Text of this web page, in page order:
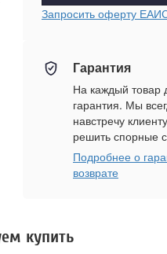
Запросить оферту
Гарантия
На каждый товар
гарантия. Мы
навстречу
решить спорные
Подробнее о
возврате
купить